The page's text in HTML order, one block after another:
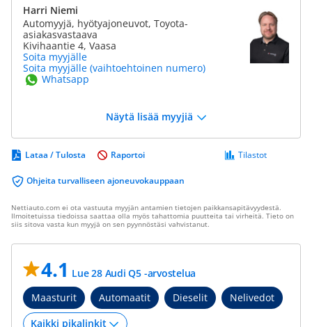
Harri Niemi
Automyyjä, hyötyajoneuvot, Toyota-
asiakasvastaava
Kivihaantie 4, Vaasa
Soita myyjälle
Soita myyjälle (vaihtoehtoinen numero)
Whatsapp
Näytä lisää myyjiä
Lataa / Tulosta
Ohjeita turvalliseen ajoneuvokauppaan
Tilastot
Raportoi
Nettiauto.com ei ota vastuuta myyjän antamien tietojen paikkansapitävyydestä.
Ilmoitetuissa tiedoissa saattaa olla myös tahattomia puutteita tai virheitä. Tieto on
siis sitova vasta kun myyjä on sen pyynnöstäsi vahvistanut.
4.1 Lue 28 Audi Q5 -arvostelua
Maasturit
Automaatit Dieselit Nelivedot